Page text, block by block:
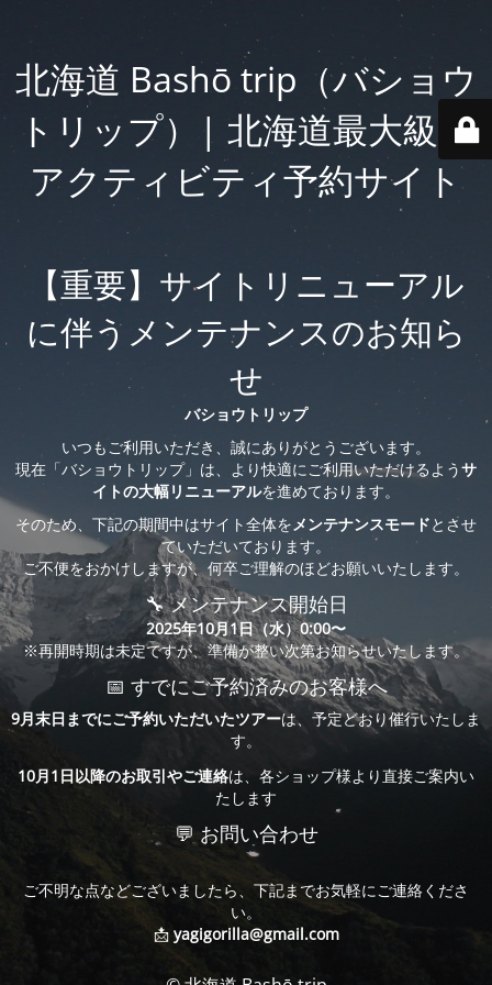
北海道 Bashō trip（バショウ
トリップ）| 北海道最大級の
アクティビティ予約サイト
【重要】サイトリニューアル
に伴うメンテナンスのお知ら
せ
バショウトリップ
いつもご利用いただき、誠にありがとうございます。
現在「バショウトリップ」は、より快適にご利用いただけるようサ
イトの大幅リニューアルを進めております。
そのため、下記の期間中はサイト全体をメンテナンスモードとさせ
ていただいております。
ご不便をおかけしますが、何卒ご理解のほどお願いいたします。
🔧 メンテナンス開始日
2025年10月1日（水）0:00〜
※再開時期は未定ですが、準備が整い次第お知らせいたします。
📅 すでにご予約済みのお客様へ
9月末日までにご予約いただいたツアーは、予定どおり催行いたしま
す。
10月1日以降のお取引やご連絡は、各ショップ様より直接ご案内い
たします
💬 お問い合わせ
ご不明な点などございましたら、下記までお気軽にご連絡くださ
い。
📩 yagigorilla@gmail.com